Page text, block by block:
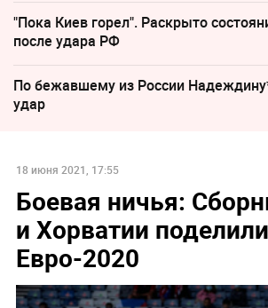
"Пока Киев горел". Раскрыто
после удара РФ
По бежавшему из России
удар
18 июня 2021, 17:55
Боевая ничья:
и Хорватии
Евро-2020